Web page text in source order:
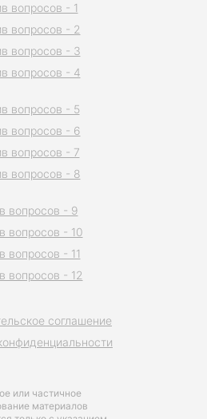
или частичное
материалов
соглашение
вопросов - 1
вопросов - 2
вопросов - 3
вопросов - 4
вопросов - 5
вопросов - 6
вопросов - 7
вопросов - 8
вопросов - 9
вопросов - 10
вопросов - 11
вопросов - 12